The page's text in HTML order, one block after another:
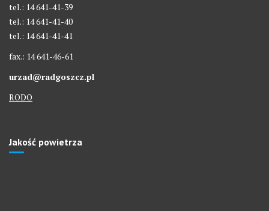
tel.: 14 641-41-39
tel.: 14 641-41-40
tel.: 14 641-41-41
fax.: 14 641-46-61
urzad@radgoszcz.pl
RODO
Jakość powietrza